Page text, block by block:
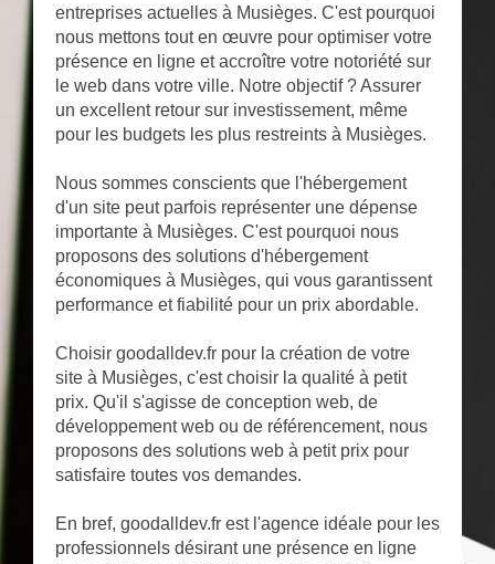
entreprises actuelles à Musièges. C'est pourquoi
nous mettons tout en œuvre pour optimiser votre
présence en ligne et accroître votre notoriété sur
le web dans votre ville. Notre objectif ? Assurer
un excellent retour sur investissement, même
pour les budgets les plus restreints à Musièges.
Nous sommes conscients que l'hébergement
d'un site peut parfois représenter une dépense
importante à Musièges. C'est pourquoi nous
proposons des solutions d'hébergement
économiques à Musièges, qui vous garantissent
performance et fiabilité pour un prix abordable.
Choisir goodalldev.fr pour la création de votre
site à Musièges, c'est choisir la qualité à petit
prix. Qu'il s'agisse de conception web, de
développement web ou de référencement, nous
proposons des solutions web à petit prix pour
satisfaire toutes vos demandes.
En bref, goodalldev.fr est l'agence idéale pour les
professionnels désirant une présence en ligne